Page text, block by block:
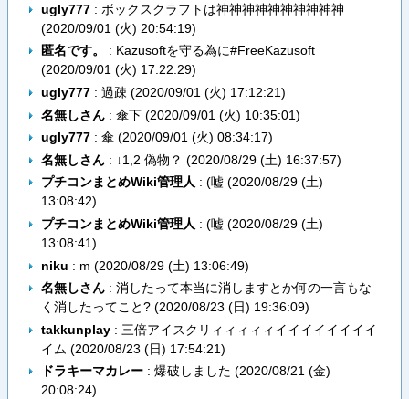
ugly777: ボックスクラフトは神神神神神神神神神神
(2020/09/01 (火) 20:54:19)
匿名です。
: Kazusoftを守る為に#FreeKazusoft
(2020/09/01 (火) 17:22:29)
ugly777: 過疎 (2020/09/01 (火) 17:12:21)
名無しさん: 傘下 (2020/09/01 (火) 10:35:01)
ugly777: 傘 (2020/09/01 (火) 08:34:17)
名無しさん: ↓1,2 偽物？ (2020/08/29 (土) 16:37:57)
プチコンまとめWiki管理人 : (嘘 (2020/08/29 (土)
13:08:42)
プチコンまとめWiki管理人 : (嘘 (2020/08/29 (土)
13:08:41)
niku : m (2020/08/29 (土) 13:06:49)
名無しさん: 消したって本当に消しますとか何の一言もな
く消したってこと? (2020/08/23 (日) 19:36:09)
takkunplay: 三倍アイスクリィィィィィイイイイイイイイ
イム (2020/08/23 (日) 17:54:21)
ドラキーマカレー: 爆破しました (2020/08/21 (金)
20:08:24)